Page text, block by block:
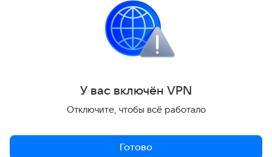
опрыскивают стебли, а также листья с верхней и
У вас включён VPN
Отключите, чтобы всё работало
Готово